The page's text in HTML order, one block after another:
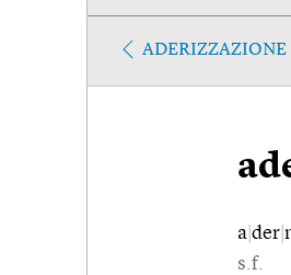
ADERIZZAZIONE
a der
s.f.